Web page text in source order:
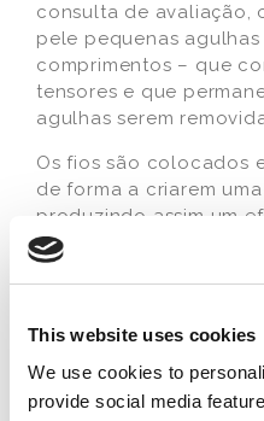
This website uses cookies
We use cookies to
provide social media
consulta de avaliação,
pele pequenas
comprimentos – que
tensores e que
agulhas serem
Os fios são colocados
de forma a criarem
produzindo assim um
– Quarto passo: pós-
para diminuir a
maquilhagem nos
solar deve ser evitada.